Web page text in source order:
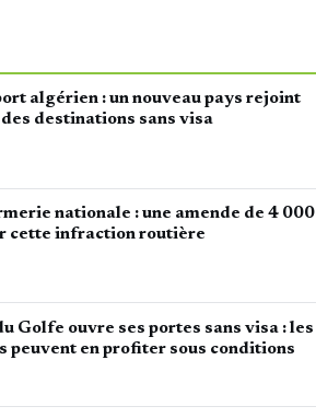
algérien : un nouveau pays rejoint
destinations sans visa
nationale : une amende de 4 000
cette infraction routière
Golfe ouvre ses portes sans visa : les
peuvent en profiter sous conditions